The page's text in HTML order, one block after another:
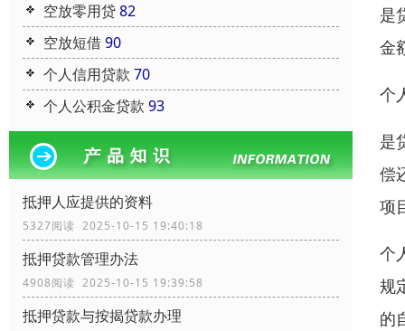
空放零用贷82
空放短借90
个人信用贷款 70
个人公积金贷款 93
抵押人应提供的资料
5327阅读 2025-10-15 19:40:18
抵押贷款管理办法
4908阅读 2025-10-15 19:39:58
抵押贷款与按揭贷款办理
是
金
个
是
偿
项
个
规
的